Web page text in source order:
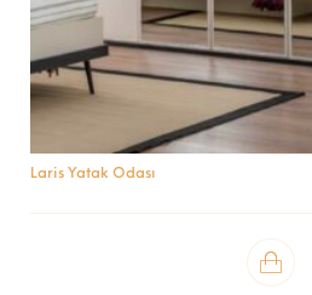
Laris Yatak Odası